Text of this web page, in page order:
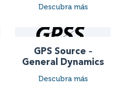
Descubra más
GPS Source –
General Dynamics
Descubra más